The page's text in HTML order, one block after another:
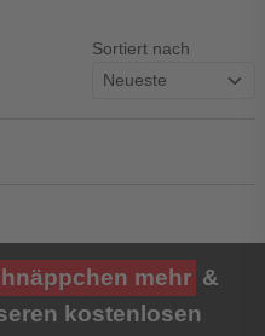
Sortiert nach
mehr &
kostenlosen